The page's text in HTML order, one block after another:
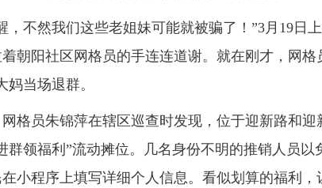
不然我们这些老姐妹可能就被骗了！”3月19日
朝阳社区网格员的手连连道谢。就在刚才，网格
妈当场退群。
员朱锦萍在辖区巡查时发现，位于迎新路和迎
群领福利”流动摊位。几名身份不明的推销人员以
小程序上填写详细个人信息。看似划算的福利，